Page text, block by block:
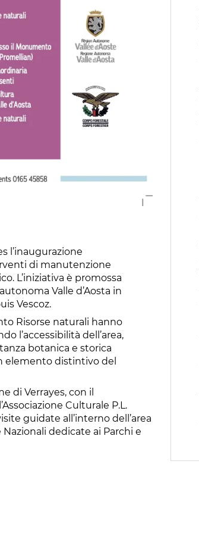
l’inaugurazione
di manutenzione
L’iniziativa è promossa
Valle d’Aosta in
Vescoz.
Risorse naturali hanno
l’accessibilità dell’area,
botanica e storica
elemento distintivo del
di Verrayes, con il
Culturale P.L.
guidate all’interno dell’area
dedicate ai Parchi e